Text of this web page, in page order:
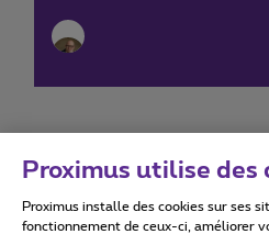
Conditions d'utilisation
Proximus utilise des
Proximus installe des cookies sur ses
fonctionnement de ceux-ci, améliorer